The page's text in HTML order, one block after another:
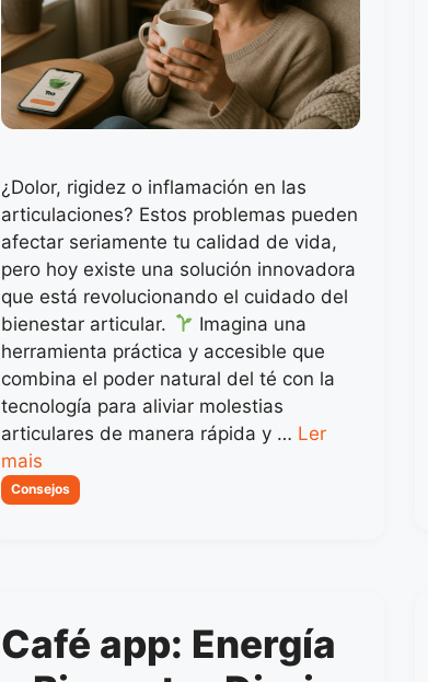
¿Dolor, rigidez o inflamación en las
articulaciones? Estos problemas pueden
afectar seriamente tu calidad de vida,
pero hoy existe una solución innovadora
que está revolucionando el cuidado del
bienestar articular.
Imagina una
herramienta práctica y accesible que
combina el poder natural del té con la
tecnología para aliviar molestias
articulares de manera rápida y … Ler
mais
Categorias
Consejos
Café app: Energía